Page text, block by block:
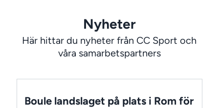
Nyheter
Här hittar du nyheter från CC Sport och
våra samarbetspartners
Boule landslaget på plats i Rom för